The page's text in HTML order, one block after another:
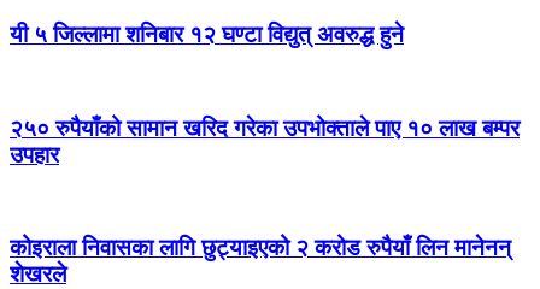
यी ५ जिल्लामा शनिबार १२ घण्टा विद्युत् अवरुद्ध हुने
२५० रुपैयाँको सामान खरिद गरेका उपभोक्ताले पाए १० लाख बम्पर
उपहार
कोइराला निवासका लागि छुट्याइएको २ करोड रुपैयाँ लिन मानेनन्
शेखरले